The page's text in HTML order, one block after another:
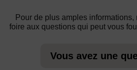
Pour de plus amples informations,
foire aux questions qui peut vous
Vous avez une